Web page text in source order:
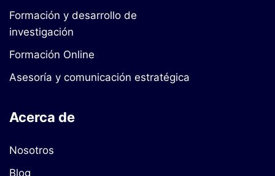
Formación y desarrollo de
investigación
Formación Online
Asesoría y comunicación estratégica
Acerca de
Nosotros
Blog